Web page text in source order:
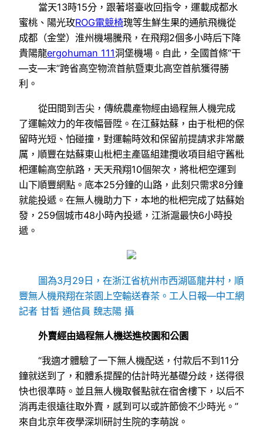
當天13時15分，跟著塔臺收回指令，運載成都水
蜜桃、陽光玫ROG電競椅瑰等生鮮生果的通航飛機從
成都（金堂）淮州機場騰飛，在飛翔2個多小時后下降
貴陽龍ergohuman 111洞堡機場。自此，全國首條“干
—支—末”跨省高空物流首航暨東北高空首航獲得勝
利。
從田間到舌尖，傳統農產物經由過程無人機完成
了運輸效力的年夜幅晉陞。在江蘇姑蘇，由于枇杷的保
留時光短、怕碰撞，對運輸時效和保留前提請求非常嚴
厲，順豐在姑蘇東山枇杷主產區組建攬收項目組守舊枇
杷運輸高空航路，天天飛翔10個架次，將枇杷空運到
山下順豐網點。底本25分鐘的山路，此刻只需求8分鐘
就能投遞。在無人機助力下，本地的枇杷完成了姑蘇始
發，259個城市48小時內投遞，江浙滬最快6小時投
遞。
圖為3月29日，在浙江省杭州市西湖區龍井村，順
豐無人機飛翔在茶園上空輸送春茶。工人日報—中工網
記者 甘皙 通信員 魏志陽 攝
外賣經由過程無人機送進校園和公園
“我適才體驗了一下無人機配送，付款后不到11分
鐘就送到了，和體系提醒的估計時光基礎分歧，送得很
快也很準時。並且無人機取餐點就在宿舍樓下，以后不
消再走很遠往取外賣，感到可以或許節儉不少時光。”
來自北京年夜學深圳研討生院的李萌說。